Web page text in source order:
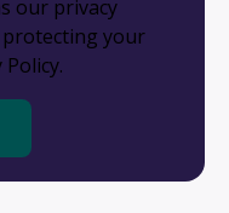
our privacy
protecting your